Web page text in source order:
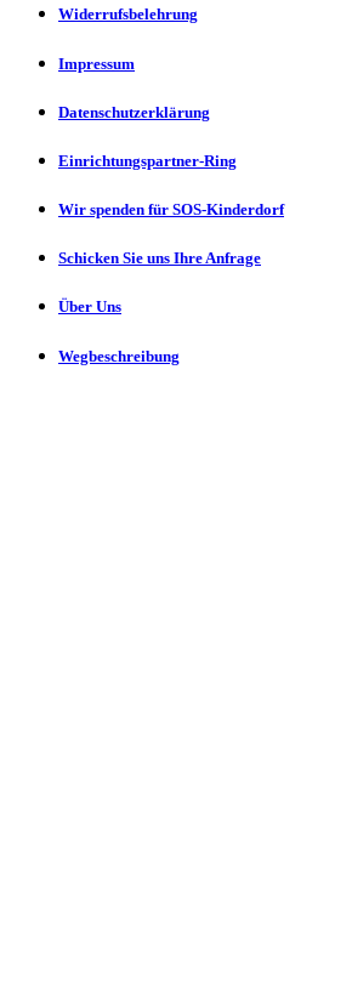
Widerrufsbelehrung
Impressum
Datenschutzerklärung
Einrichtungspartner-Ring
Wir spenden für SOS-Kinderdorf
Schicken Sie uns Ihre Anfrage
Über Uns
Wegbeschreibung